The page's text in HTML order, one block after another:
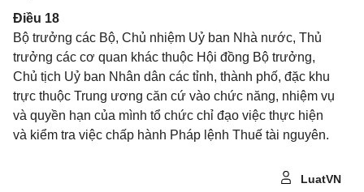
Điều 18
Bộ trưởng các Bộ, Chủ nhiệm Uỷ ban Nhà nước, Thủ
trưởng các cơ quan khác thuộc Hội đồng Bộ trưởng,
Chủ tịch Uỷ ban Nhân dân các tỉnh, thành phố, đặc khu
trực thuộc Trung ương căn cứ vào chức năng, nhiệm vụ
và quyền hạn của mình tổ chức chỉ đạo việc thực hiện
và kiểm tra việc chấp hành Pháp lệnh Thuế tài nguyên.
LuatVN